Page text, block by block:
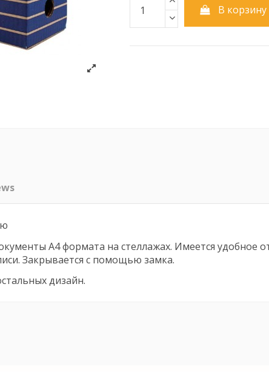
В корзину
А4 формата на стеллажах. Имеется удобное
Закрывается с помощью замка.
дизайн.